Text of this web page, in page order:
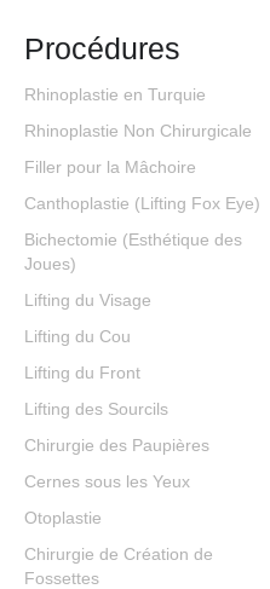
Procédures
Rhinoplastie en Turquie
Rhinoplastie Non Chirurgicale
Filler pour la Mâchoire
Canthoplastie (Lifting Fox Eye)
Bichectomie (Esthétique des
Joues)
Lifting du Visage
Lifting du Cou
Lifting du Front
Lifting des Sourcils
Chirurgie des Paupières
Cernes sous les Yeux
Otoplastie
Chirurgie de Création de
Fossettes